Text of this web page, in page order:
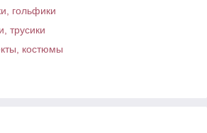
гольфики
трусики
костюмы